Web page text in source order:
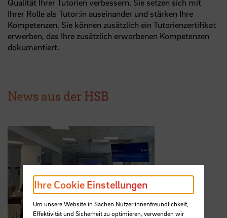
Qualität Ihrer Tutorien verbessern. Sie setzen sich mit
Ihrer Rolle als Tutor:in auseinander und stärken Ihre
Kompetenzen. Sie können zusätzlich ein Tutorienzertifikat
erwerben, das Ihre zusätzlich erworbenen Kompetenzen
dokumentiert.
News aus der HSB
Ihre Cookie Einstellungen
Um unsere Website in Sachen Nutzer:innenfreundlichkeit,
Effektivität und Sicherheit zu optimieren, verwenden wir